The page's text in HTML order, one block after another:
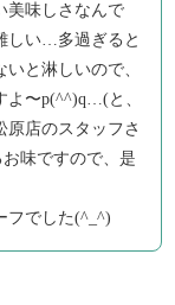
美味しさなんで
しい…多過ぎると
と淋しいので、
よ〜p(^^)q…(と、
店のスタッフさ
味ですので、是
フでした(^_^)